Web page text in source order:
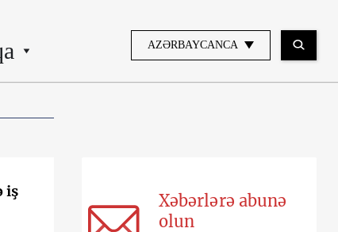
AZƏRBAYCANCA
iş
Xəbərlərə abunə
olun